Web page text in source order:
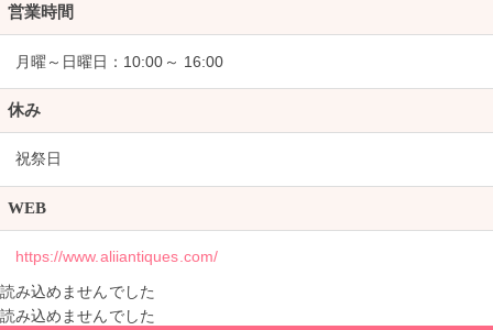
営業時間
月曜～日曜日：10:00～ 16:00
休み
祝祭日
WEB
https://www.aliiantiques.com/
読み込めませんでした
読み込めませんでした